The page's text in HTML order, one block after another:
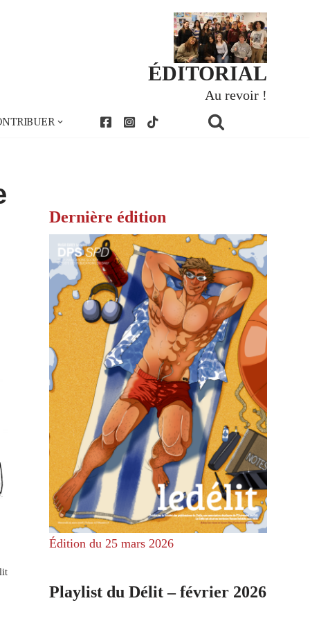
ÉDITORIAL
Au revoir !
Dernière édition
Édition du 25 mars 2026
Playlist du Délit – février 2026